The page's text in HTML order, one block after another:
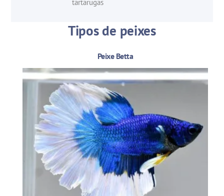
tartarugas
Tipos de peixes
Peixe Betta